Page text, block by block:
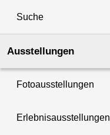
Suche
Ausstellungen
Fotoausstellungen
Erlebnisausstellungen